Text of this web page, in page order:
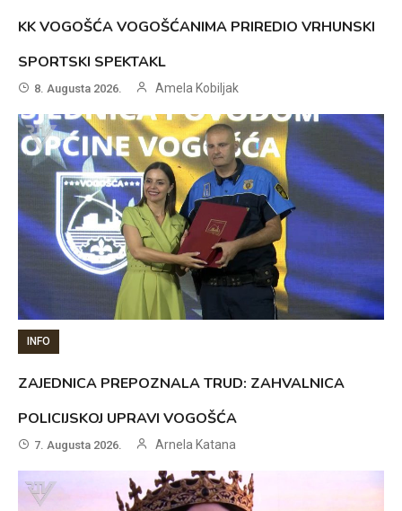
KK VOGOŠĆA VOGOŠĆANIMA PRIREDIO VRHUNSKI
SPORTSKI SPEKTAKL
8. Augusta 2026. Amela Kobiljak
INFO
ZAJEDNICA PREPOZNALA TRUD: ZAHVALNICA
POLICIJSKOJ UPRAVI VOGOŠĆA
7. Augusta 2026. Arnela Katana